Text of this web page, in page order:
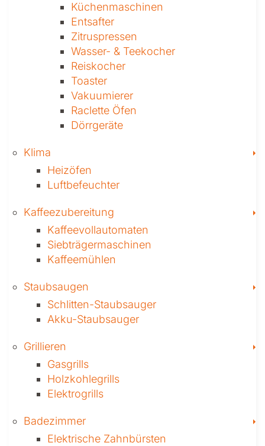
Küchen­maschinen
Entsafter
Zitruspressen
Wasser-­ & Teekocher
Reiskocher
Toaster
Vakuumierer
Raclette Öfen
Dörrgeräte
Klima
Heizöfen
Luftbefeuchter
Kaffee­zubereitung
Kaffeevollautomaten
Siebträgermaschinen
Kaffeemühlen
Staubsaugen
Schlitten-Staubsauger
Akku-Staubsauger
Grillieren
Gasgrills
Holzkohlegrills
Elektrogrills
Badezimmer
Elektrische Zahnbürsten